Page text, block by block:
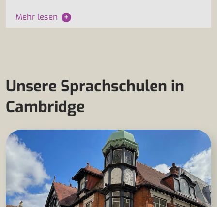
Mehr lesen +
Unsere Sprachschulen in
Cambridge